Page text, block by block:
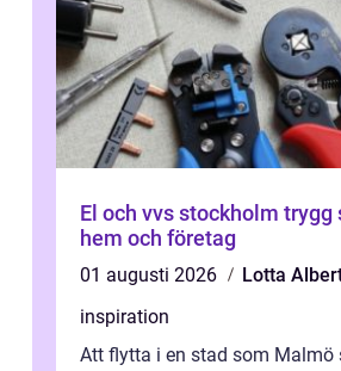
El och vvs stockholm trygg service för
hem och företag
01 augusti 2026
Lotta
inspiration
Att flytta i en stad som Malmö